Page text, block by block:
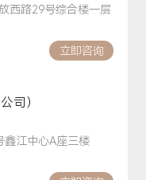
西路29号综合楼一层
立即咨询
司）
鑫江中心A座三楼